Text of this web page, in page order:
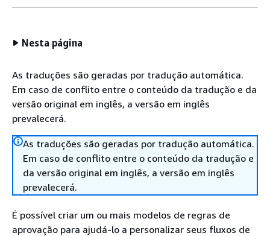
Nesta página
As traduções são geradas por tradução automática.
Em caso de conflito entre o conteúdo da tradução e da
versão original em inglês, a versão em inglês
prevalecerá.
As traduções são geradas por tradução automática.
Em caso de conflito entre o conteúdo da tradução e
da versão original em inglês, a versão em inglês
prevalecerá.
É possível criar um ou mais modelos de regras de
aprovação para ajudá-lo a personalizar seus fluxos de